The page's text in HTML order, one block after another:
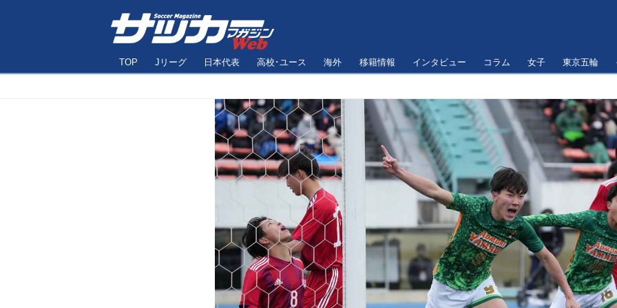
TOP Jリーグ 日本代表 高校･ユース 海外 移籍情報 インタビュー コラム 女子 東京五輪